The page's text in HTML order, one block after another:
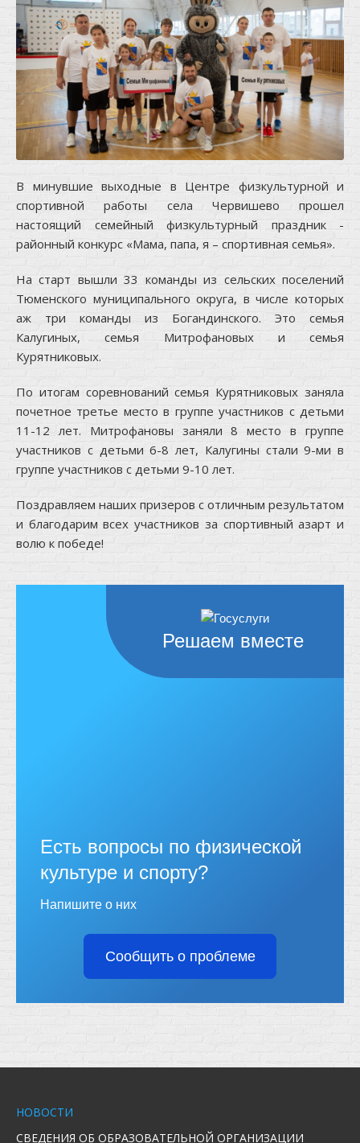
В минувшие выходные в Центре физкультурной и
спортивной работы села Червишево прошел
настоящий семейный физкультурный праздник -
районный конкурс «Мама, папа, я – спортивная семья».
На старт вышли 33 команды из сельских поселений
Тюменского муниципального округа, в числе которых
аж три команды из Богандинского. Это семья
Калугиных, семья Митрофановых и семья
Курятниковых.
По итогам соревнований семья Курятниковых заняла
почетное третье место в группе участников с детьми
11-12 лет. Митрофановы заняли 8 место в группе
участников с детьми 6-8 лет, Калугины стали 9-ми в
группе участников с детьми 9-10 лет.
Поздравляем наших призеров с отличным результатом
и благодарим всех участников за спортивный азарт и
волю к победе!
Решаем вместе
Есть вопросы по физической
культуре и спорту?
Напишите о них
Сообщить о проблеме
НОВОСТИ
СВЕДЕНИЯ ОБ ОБРАЗОВАТЕЛЬНОЙ ОРГАНИЗАЦИИ